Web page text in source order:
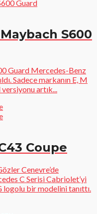
S600
Guard Mercedes-Benz
Sadece markanın E, M
artık...
Coupe
Cenevre’de
C Serisi Cabriolet’yi
bir modelini tanıttı.